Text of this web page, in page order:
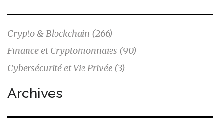
Crypto & Blockchain (266)
Finance et Cryptomonnaies (90)
Cybersécurité et Vie Privée (3)
Archives